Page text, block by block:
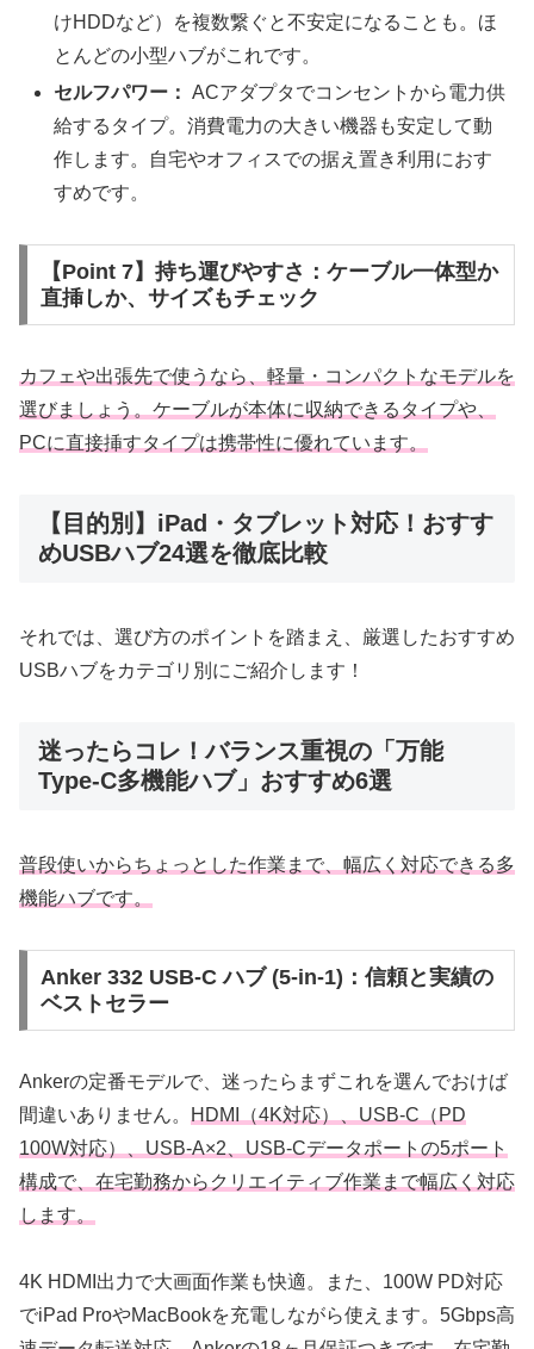
けHDDなど）を複数繋ぐと不安定になることも。ほ
とんどの小型ハブがこれです。
セルフパワー： ACアダプタでコンセントから電力供
給するタイプ。消費電力の大きい機器も安定して動
作します。自宅やオフィスでの据え置き利用におす
すめです。
【Point 7】持ち運びやすさ：ケーブル一体型か
直挿しか、サイズもチェック
カフェや出張先で使うなら、軽量・コンパクトなモデルを
選びましょう。ケーブルが本体に収納できるタイプや、
PCに直接挿すタイプは携帯性に優れています。
【目的別】iPad・タブレット対応！おすす
めUSBハブ24選を徹底比較
それでは、選び方のポイントを踏まえ、厳選したおすすめ
USBハブをカテゴリ別にご紹介します！
迷ったらコレ！バランス重視の「万能
Type-C多機能ハブ」おすすめ6選
普段使いからちょっとした作業まで、幅広く対応できる多
機能ハブです。
Anker 332 USB-C ハブ (5-in-1)：信頼と実績の
ベストセラー
Ankerの定番モデルで、迷ったらまずこれを選んでおけば
間違いありません。
HDMI（4K対応）、USB-C（PD
100W対応）、USB-A×2、USB-Cデータポートの5ポート
構成で、在宅勤務からクリエイティブ作業まで幅広く対応
します。
4K HDMI出力で大画面作業も快適。また、100W PD対応
でiPad ProやMacBookを充電しながら使えます。5Gbps高